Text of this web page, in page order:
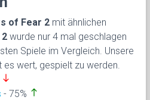
of Fear 2 mit ähnlichen
wurde nur 4 mal geschlagen
Spiele im Vergleich. Unsere
wert, gespielt zu werden.
south
- 75% north